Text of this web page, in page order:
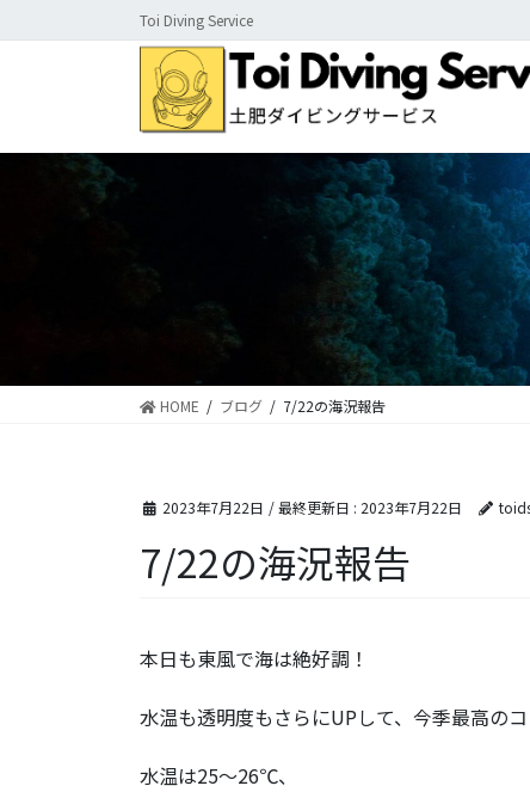
ン
に
ビ
ョ
Toi Diving Service
HOME ブログ 7/22の海況報告
2023年7月22日 / 最終更新日 : 2023年7月22日
7/22の海況報告
本日も東風で海は絶好調！
水温も透明度もさらにUPして、今季最高の
水温は25～26℃、